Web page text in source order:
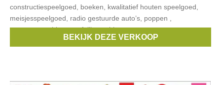
constructiespeelgoed, boeken, kwalitatief houten speelgoed,
meisjesspeelgoed, radio gestuurde auto’s, poppen ,
expressomachines, wafelijzers, biertaps,
lenco,lego,Haba,Ecoiffier,Vtech
BEKIJK DEZE VERKOOP